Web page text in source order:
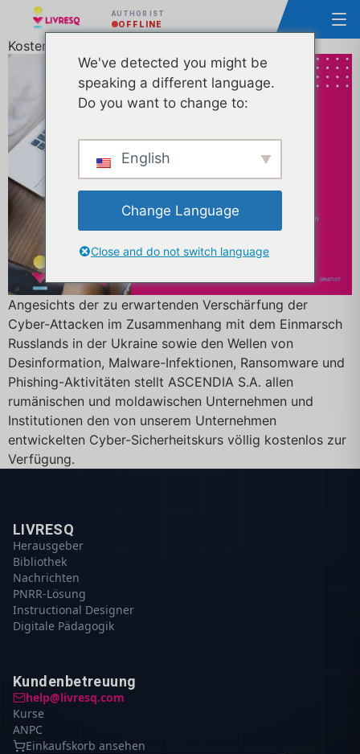
AUTHOR IST
OFFLINE
Kostenloser E-Learning-Kurs zur Cybersicherheit
Angesichts der zu erwartenden Verschärfung der
Cyber-Attacken im Zusammenhang mit dem Einmarsch
Russlands in der Ukraine sowie den Wellen von
Desinformation, Malware-Infektionen, Ransomware und
Phishing-Aktivitäten stellt ASCENDIA S.A. allen
rumänischen und moldawischen Unternehmen und
Institutionen den von unserem Unternehmen
entwickelten Cyber-Sicherheitskurs völlig kostenlos zur
Verfügung.
LIVRESQ
Herausgeber
Bibliothek
Nachrichten
PNRR-Lösung
Instructional Designer
Digitale Pädagogik
Kundenbetreuung
help@livresq.com
Kurse
ANPC
Einkaufskorb ansehen
We've detected you might be
speaking a different language.
Do you want to change to:
English
Change Language
Close and do not switch language